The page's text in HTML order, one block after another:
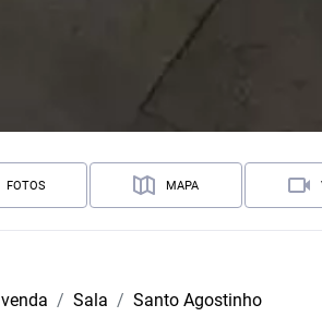
FOTOS MAPA
venda Sala Santo Agostinho